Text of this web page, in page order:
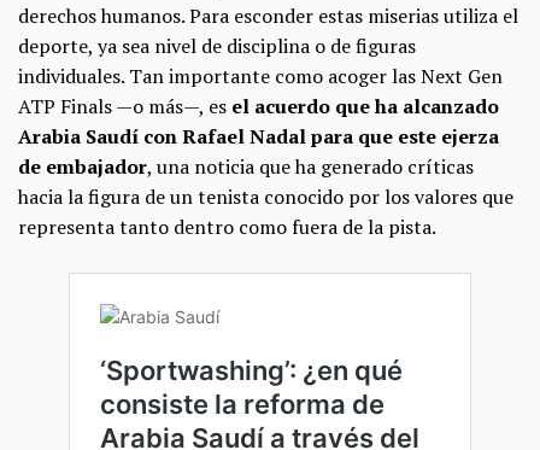
derechos humanos. Para esconder estas miserias utiliza el
deporte, ya sea nivel de disciplina o de figuras
individuales. Tan importante como acoger las Next Gen
ATP Finals —o más—, es el acuerdo que ha alcanzado
Arabia Saudí con Rafael Nadal para que este ejerza
de embajador, una noticia que ha generado críticas
hacia la figura de un tenista conocido por los valores que
representa tanto dentro como fuera de la pista.